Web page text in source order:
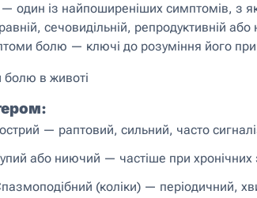
— один із найпоширеніших симптомів, з
сечовидільній, репродуктивній
болю — ключі до розуміння його
болю в животі
— раптовий, сильний, часто
або ниючий — частіше при
(коліки) — періодичний,